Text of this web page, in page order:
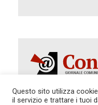
Questo sito utilizza
il servizio e trattare i tuoi